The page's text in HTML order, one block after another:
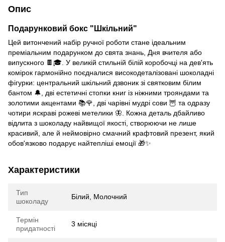
Опис
Подарунковий бокс "Шкільний"
Цей витончений набір ручної роботи стане ідеальним
преміальним подарунком до свята знань, Дня вчителя або
випускного 🍫🎓. У великій стильній білій коробочці на дев'ять
комірок гармонійно поєдналися високодеталізовані шоколадні
фігурки: центральний шкільний дзвоник зі святковим білим
бантом 🔔, дві естетичні стопки книг із ніжними трояндами та
золотими акцентами 📚🌹, дві чарівні мудрі сови 🦉 та одразу
чотири яскраві рожеві метелики 🦋. Кожна деталь дбайливо
відлита з шоколаду найвищої якості, створюючи не лише
красивий, але й неймовірно смачний крафтовий презент, який
обов'язково подарує найтепліші емоції 🎁✨
Характеристики
Тип
шоколаду
Білий, Молочний
Термін
придатності
3 місяці